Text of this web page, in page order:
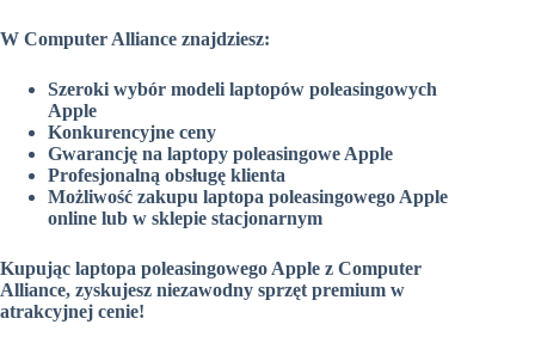
W Computer Alliance znajdziesz:
Szeroki wybór modeli laptopów poleasingowych
Apple
Konkurencyjne ceny
Gwarancję na laptopy poleasingowe Apple
Profesjonalną obsługę klienta
Możliwość zakupu laptopa poleasingowego Apple
online lub w sklepie stacjonarnym
Kupując laptopa poleasingowego Apple z Computer
Alliance, zyskujesz niezawodny sprzęt premium w
atrakcyjnej cenie!